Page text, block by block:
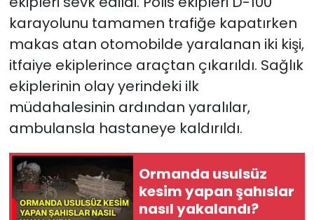
karayolunu tamamen trafiğe kapatırken
makas atan otomobilde yaralanan iki kişi,
itfaiye ekiplerince araçtan çıkarıldı. Sağlık
ekiplerinin olay yerindeki ilk
müdahalesinin ardından yaralılar,
ambulansla hastaneye kaldırıldı.
Ormanda usulsüz
kesim yapan şahıslar
nasıl yakalandı?